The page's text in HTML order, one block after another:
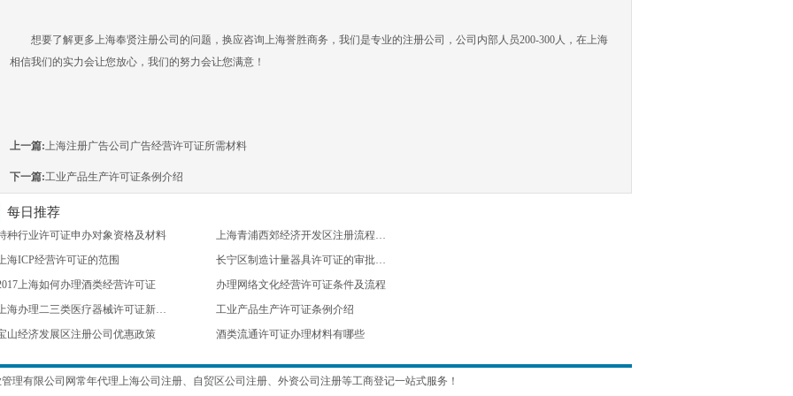
想要了解更多上海奉贤注册公司的问题，换应咨询上海誉胜商务，我们是专业的注册公司，公司内部人员200-300人，在上海
相信我们的实力会让您放心，我们的努力会让您满意！
上一篇:上海注册广告公司广告经营许可证所需材料
下一篇:工业产品生产许可证条例介绍
每日推荐
种行业许可证申办对象资格及材料
上海青浦西郊经济开发区注册流程及相关资料
海ICP经营许可证的范围
长宁区制造计量器具许可证的审批主要流程
上海如何办理酒类经营许可证
办理网络文化经营许可证条件及流程
上海办理二三类医疗器械许可证新规定
工业产品生产许可证条例介绍
山经济发展区注册公司优惠政策
酒类流通许可证办理材料有哪些
理有限公司网常年代理上海公司注册、 自贸区公司注册、 外资公司注册等工商登记一站式服务！